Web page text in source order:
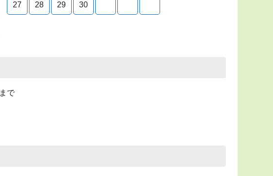
27 28 29 30
まで